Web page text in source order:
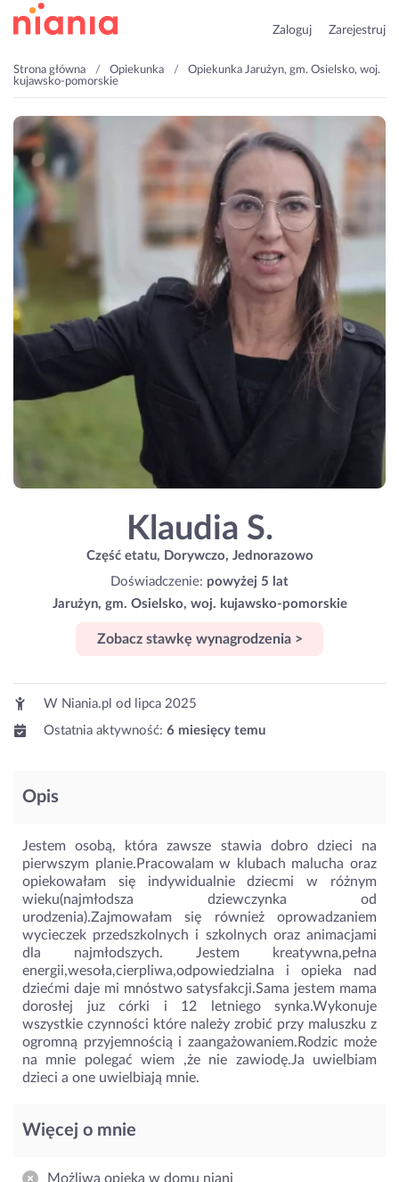
Zaloguj Zarejestruj
Strona główna Opiekunka
Opiekunka Jarużyn, gm. Osielsko, woj.
kujawsko-pomorskie
Klaudia S.
Część etatu, Dorywczo, Jednorazowo
Doświadczenie: powyżej 5 lat
Jarużyn, gm. Osielsko, woj. kujawsko-pomorskie
Zobacz stawkę wynagrodzenia >
W Niania.pl od
lipca 2025
Ostatnia aktywność: 6 miesięcy temu
Opis
Jestem osobą, która zawsze stawia dobro dzieci na
pierwszym planie.Pracowalam w klubach malucha oraz
opiekowałam się indywidualnie dziecmi w różnym
wieku(najmłodsza dziewczynka od
urodzenia).Zajmowałam się również oprowadzaniem
wycieczek przedszkolnych i szkolnych oraz animacjami
dla najmłodszych. Jestem kreatywna,pełna
energii,wesoła,cierpliwa,odpowiedzialna i opieka nad
dziećmi daje mi mnóstwo satysfakcji.Sama jestem mama
dorosłej juz córki i 12 letniego synka.Wykonuje
wszystkie czynności które należy zrobić przy maluszku z
ogromną przyjemnością i zaangażowaniem.Rodzic może
na mnie polegać wiem ,że nie zawiodę.Ja uwielbiam
dzieci a one uwielbiają mnie.
Więcej o mnie
Możliwa opieka w domu niani